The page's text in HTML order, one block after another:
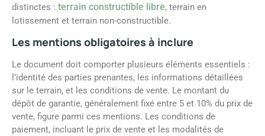
distinctes : terrain constructible libre, terrain en
lotissement et terrain non-constructible.
Les mentions obligatoires à inclure
Le document doit comporter plusieurs éléments essentiels :
l’identité des parties prenantes, les informations détaillées
sur le terrain, et les conditions de vente. Le montant du
dépôt de garantie, généralement fixé entre 5 et 10% du prix de
vente, figure parmi ces mentions. Les conditions de
paiement, incluant le prix de vente et les modalités de